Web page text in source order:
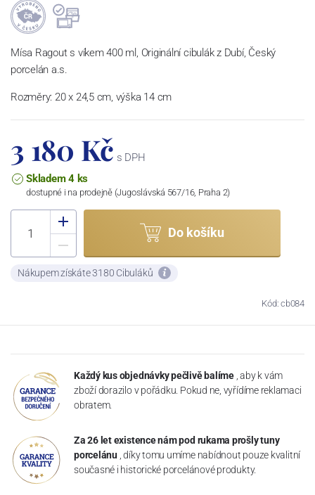
Mísa Ragout s víkem 400 ml, Originální cibulák z Dubí, Český
porcelán a.s.
Rozměry: 20 x 24,5 cm, výška 14 cm
3 180 Kč s DPH
Skladem 4 ks
dostupné i na prodejně (Jugoslávská 567/16, Praha 2)
Do košíku
Nákupem získáte 3180 Cibuláků
Kód: cb084
Každý kus objednávky pečlivě balíme , aby k vám
zboží dorazilo v pořádku. Pokud ne, vyřídíme reklamaci
obratem.
Za 26 let existence nám pod rukama prošly tuny
porcelánu , díky tomu umíme nabídnout pouze kvalitní
současné i historické porcelánové produkty.